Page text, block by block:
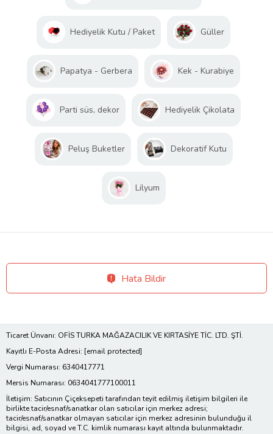
Hediyelik Kutu / Paket Güller
Papatya - Gerbera Kek - Kurabiye
Parti süs, dekor Hediyelik Çikolata
Peluş Buketler Dekoratif Kutu
Lilyum
Hata Bildir
Ticaret Ünvanı: OFİS TURKA MAĞAZACILIK VE KIRTASİYE TİC. LTD. ŞTİ.
Kayıtlı E-Posta Adresi: [email protected]
Vergi Numarası: 6340417771
Mersis Numarası: 0634041777100011
İletişim: Satıcının Çiçeksepeti tarafından teyit edilmiş iletişim bilgileri ile
birlikte tacir/esnaf/sanatkar olan satıcılar için merkez adresi;
tacir/esnaf/sanatkar olmayan satıcılar için merkez adresinin bulunduğu il
bilgisi, ad, soyad ve T.C. kimlik numarası kayıt altında bulunmaktadır.